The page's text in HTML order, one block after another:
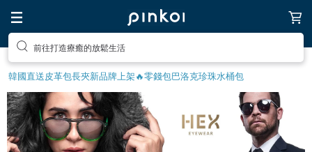
前往打造療癒的放鬆生活
韓國直送皮革包長夾新品牌上架🔥零錢包巴洛克珍珠水桶包